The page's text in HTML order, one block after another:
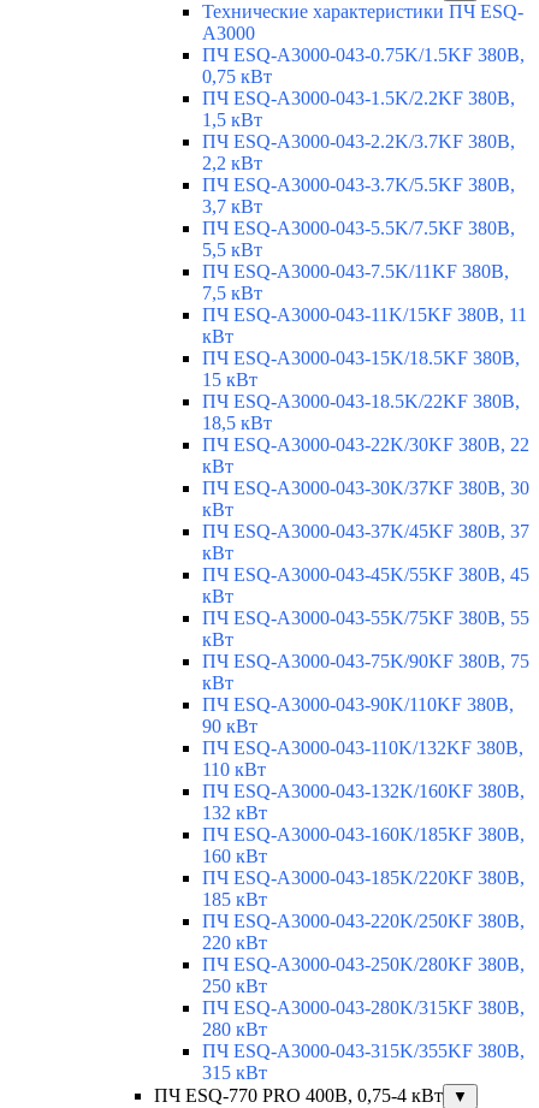
Технические характеристики ПЧ ESQ-
A3000
ПЧ ESQ-A3000-043-0.75K/1.5KF 380В,
0,75 кВт
ПЧ ESQ-A3000-043-1.5K/2.2KF 380В,
1,5 кВт
ПЧ ESQ-A3000-043-2.2K/3.7KF 380В,
2,2 кВт
ПЧ ESQ-A3000-043-3.7K/5.5KF 380В,
3,7 кВт
ПЧ ESQ-A3000-043-5.5K/7.5KF 380В,
5,5 кВт
ПЧ ESQ-A3000-043-7.5K/11KF 380В,
7,5 кВт
ПЧ ESQ-A3000-043-11K/15KF 380В, 11
кВт
ПЧ ESQ-A3000-043-15K/18.5KF 380В,
15 кВт
ПЧ ESQ-A3000-043-18.5K/22KF 380В,
18,5 кВт
ПЧ ESQ-A3000-043-22K/30KF 380В, 22
кВт
ПЧ ESQ-A3000-043-30K/37KF 380В, 30
кВт
ПЧ ESQ-A3000-043-37K/45KF 380В, 37
кВт
ПЧ ESQ-A3000-043-45K/55KF 380В, 45
кВт
ПЧ ESQ-A3000-043-55K/75KF 380В, 55
кВт
ПЧ ESQ-A3000-043-75K/90KF 380В, 75
кВт
ПЧ ESQ-A3000-043-90K/110KF 380В,
90 кВт
ПЧ ESQ-A3000-043-110K/132KF 380В,
110 кВт
ПЧ ESQ-A3000-043-132K/160KF 380В,
132 кВт
ПЧ ESQ-A3000-043-160K/185KF 380В,
160 кВт
ПЧ ESQ-A3000-043-185K/220KF 380В,
185 кВт
ПЧ ESQ-A3000-043-220K/250KF 380В,
220 кВт
ПЧ ESQ-A3000-043-250K/280KF 380В,
250 кВт
ПЧ ESQ-A3000-043-280K/315KF 380В,
280 кВт
ПЧ ESQ-A3000-043-315K/355KF 380В,
315 кВт
ПЧ ESQ-770 PRO 400В, 0,75-4 кВт
▼